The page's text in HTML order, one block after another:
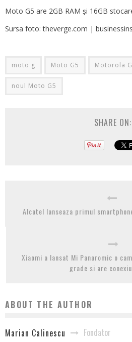
Moto G5 are 2GB RAM și 16GB
Sursa foto: theverge.com |
moto g Moto G5 Motorola
noul Moto G5
SHARE ON:
Alcatel lanseaza primul
Xiaomi a lansat Mi Panaromic o
grade si are
ABOUT THE AUTHOR
Marian Calinescu Fondator